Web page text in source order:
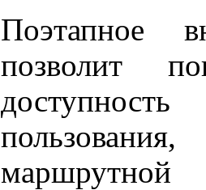
Поэтапное
позволит